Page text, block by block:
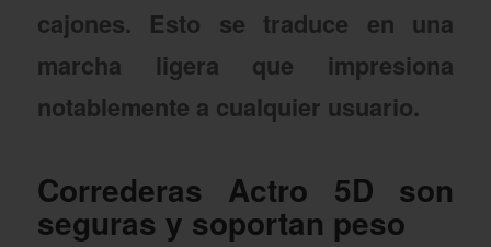
cajones. Esto se traduce en una
marcha ligera que impresiona
notablemente a cualquier usuario.
Correderas Actro 5D son
seguras y soportan peso